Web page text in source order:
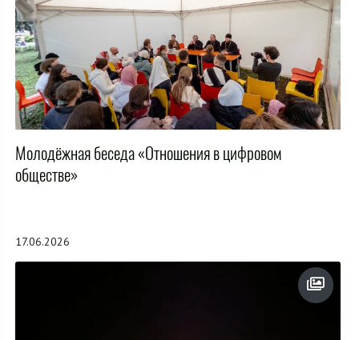
Молодёжная беседа «Отношения в цифровом
обществе»
17.06.2026